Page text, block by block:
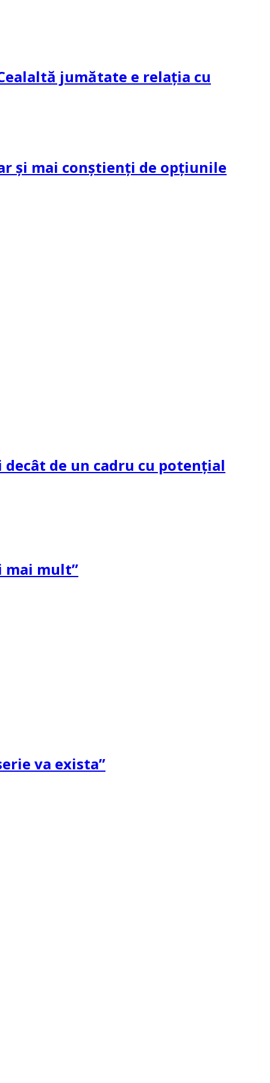
jumătate e relația cu
și mai conștienți de opțiunile
de un cadru cu potenţial
mai mult”
va exista”